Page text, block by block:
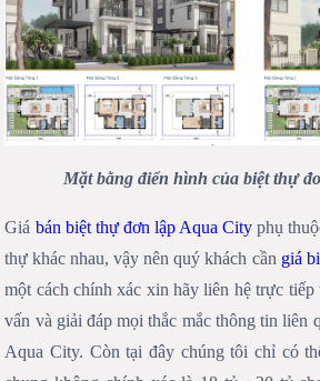
Mặt bằng điển hình của biệt thự
Giá bán biệt thự đơn lập Aqua Cityphụ
thự khác nhau, vậy nên quý khách cần giá
một cách chính xác xin hãy liên hệ trực
vấn và giải đáp mọi thắc mắc thông tin liên
Aqua City. Còn tại đây chúng tôi chỉ có